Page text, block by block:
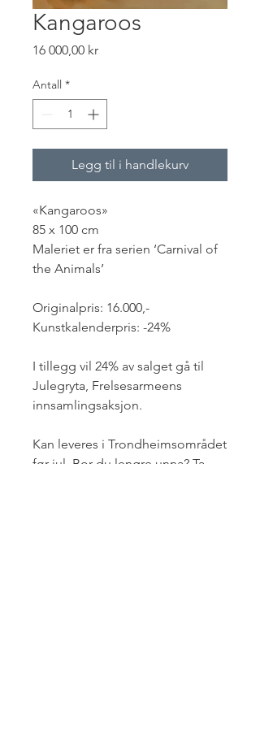
Kangaroos
16 000,00 krPris
Antall *
Legg til i handlekurv
«Kangaroos»
85 x 100 cm
Maleriet er fra serien ‘Carnival of
the Animals’
Originalpris: 16.000,-
Kunstkalenderpris: -24%
I tillegg vil 24% av salget gå til
Julegryta, Frelsesarmeens
innsamlingsaksjon.
Kan leveres i Trondheimsområdet
før jul. Bor du lengre unna? Ta